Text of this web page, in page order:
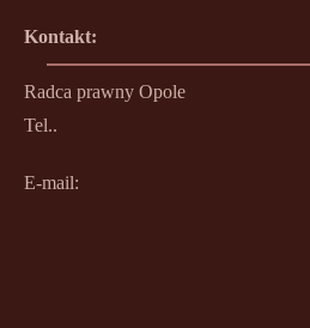
Kontakt:
Radca prawny Opole
Tel..
E-mail: